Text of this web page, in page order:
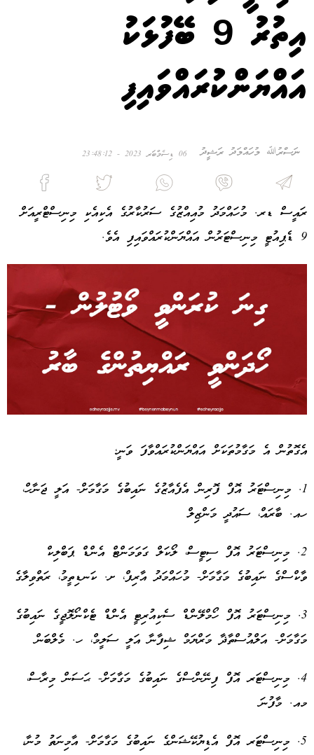
އިތުރު 9 ބޭފުޅަކު
އައްޔަންކުރައްވައިފި
ނަސްރުﷲ މުހައްމަދު ރަޝީދު 06 ޑިސެމްބަރ 2023 - 23:48:12
ރައީސް ޑރ. މުހައްމަދު މުއިއްޒުގެ ސަރުކާރުގެ އެކިއެކި މިނިސްޓްރީއަށް
9 ޑެޕިއުޓީ މިނިސްޓަރުން އައްޔަންކުރައްވައިފި އެވެ.
އެގޮތުން އެ މަގާމުތަކަށް އައްޔަންކުރައްވާފަ ވަނީ؛
1. މިނިސްޓަރު އޮފް ފޮރިން އެފެއާޒުގެ ނައިބުގެ މަގާމަށް- އަލީ ޖަނާހް،
ހއ. ބާރައް، ސައުދީ މަންޒިލް
2. މިނިސްޓަރު އޮފް ސިޓީސް، ލޯކަލް ގަވަމަންޓް އެންޑް ޕަބްލިކް
ވާކްސްގެ ނައިބުގެ މަގާމަށް- މުހައްމަދު އާރިފް، ށ. ކަނޑިތީމު، ރަތްވިލާގެ
3. މިނިސްޓަރު އޮފް ހޯމްލޭންޑް ސެކިއުރިޓީ އެންޑް ޓެކްނޯލޮޖީގެ ނައިބުގެ
މަގާމަށް- އަލްއުސްތާޛާ މަރްޔަމް ޝިފާނާ އަލީ ސަލީމް، ހ. މެލްބަން
4. މިނިސްޓަރ އޮފް ފިނޭންސްގެ ނައިބުގެ މަގާމަށް- ޙަސަން މިރާސް،
މއ. މާފުނަ
5. މިނިސްޓަރ އޮފް އެޑިޔުކޭޝަންގެ ނައިބުގެ މަގާމަށް- އާމިނަތު މުނާ،